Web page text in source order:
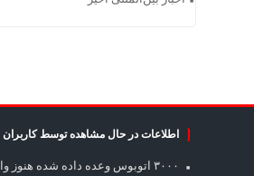
اطلاعات در حال مشاهده توسط کاربران
۳۰۰۰ اتوبوس وعده داده شده هنوز